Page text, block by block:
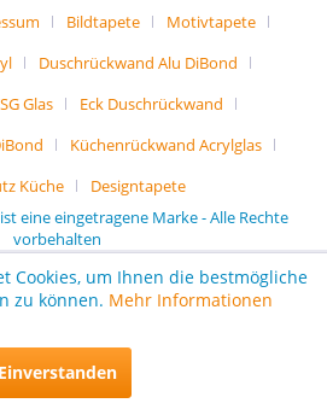
Bildtapete
Motivtapete
Duschrückwand Alu DiBond
Glas
Eck Duschrückwand
Küchenrückwand Acrylglas
Küche
Designtapete
eine eingetragene Marke - Alle Rechte
vorbehalten
Cookies, um Ihnen die bestmögliche
zu können. Mehr Informationen
Einverstanden